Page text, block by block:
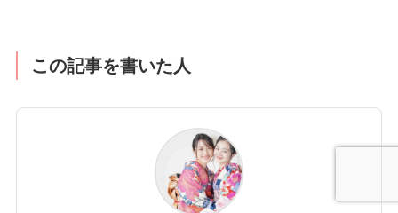
この記事を書いた人